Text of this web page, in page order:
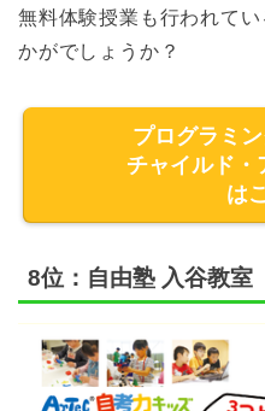
無料体験授業も行われて
かがでしょうか？
プログラミ
チャイルド・
は
8位：自由塾 入谷教室